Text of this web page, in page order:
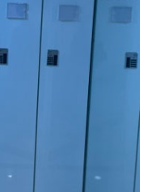
+5
일부러 시식 예약을 하고
하게 세팅되어 있어 첫인
, 한식, 일식, 디저트까지
, 전체적으로 음식이 따